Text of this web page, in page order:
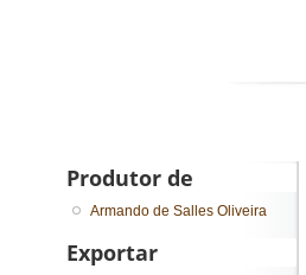
Produtor de
Armando de Salles Oliveira
Exportar